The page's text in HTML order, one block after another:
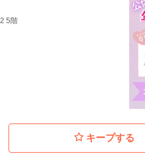
5階
キープする